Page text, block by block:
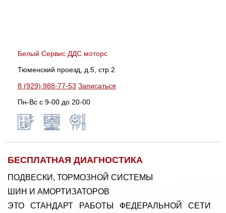
Белый Сервис ДДС моторс
Тюменский проезд, д.5, стр.2
8 (929) 988-77-53 Записаться
Пн-Вс c 9-00 до 20-00
БЕСПЛАТНАЯ ДИАГНОСТИКА
ПОДВЕСКИ, ТОРМОЗНОЙ СИСТЕМЫ
ШИН И АМОРТИЗАТОРОВ
ЭТО СТАНДАРТ РАБОТЫ ФЕДЕРАЛЬНОЙ СЕТИ